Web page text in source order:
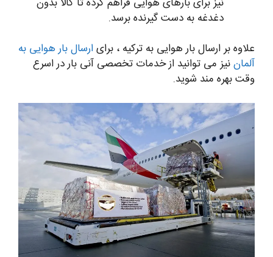
دغدغه به دست گیرنده برسد.
علاوه بر ارسال بار هوایی به ترکیه ، برایارسال بار هوایی به
آلماننیز می توانید از خدمات تخصصی آنی بار در اسرع
وقت بهره مند شوید.